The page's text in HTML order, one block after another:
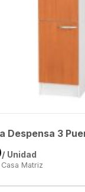
Despensa 3
/ Unidad
Matriz